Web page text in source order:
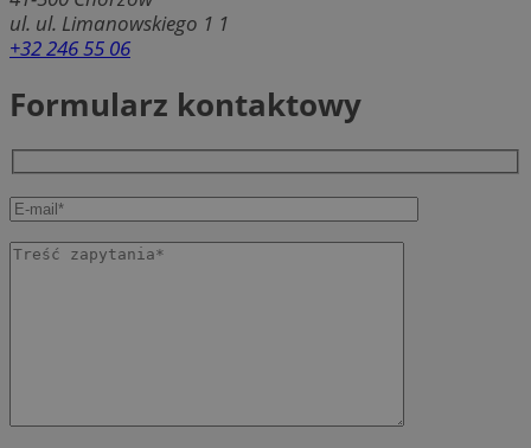
ul. ul. Limanowskiego 1 1
+32 246 55 06
Formularz kontaktowy